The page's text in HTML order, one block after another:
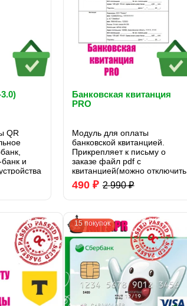
QR
и
qr
личном
о з..
Банковская квитанция
PRO
Модуль для оплаты
банковской квитанцией.
Прикрепляет к письму о
заказе файл pdf с
квитанцией(можно отключить
в настройках) и в письме
добавляеться ссылка для
квитанцию. Для
зарегистрированных
пользователей су..
490 ₽ 2 990 ₽
15 покупок